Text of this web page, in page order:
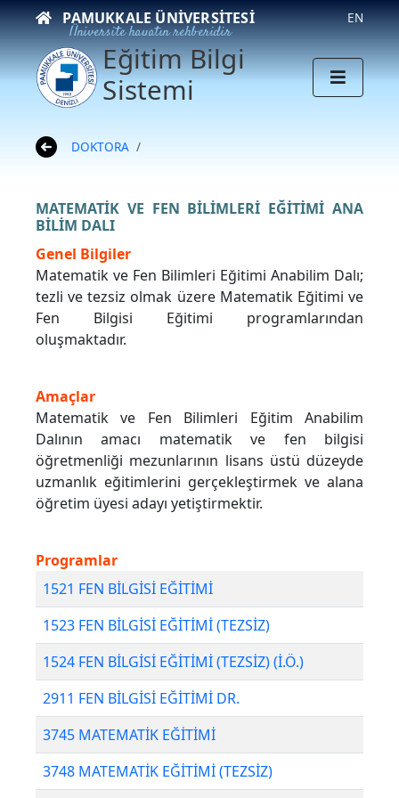
PAMUKKALE ÜNIVERSITESI
Üniversite hayatın rehberidir
EN
Eğitim Bilgi
Sistemi
DOKTORA
MATEMATİK VE FEN BİLİMLERİ EĞİTİMİ ANA
BİLİM DALI
Genel Bilgiler
Matematik ve Fen Bilimleri Eğitimi Anabilim Dalı;
tezli ve tezsiz olmak üzere Matematik Eğitimi ve
Fen Bilgisi Eğitimi programlarından
oluşmaktadır.
Amaçlar
Matematik ve Fen Bilimleri Eğitim Anabilim
Dalının amacı matematik ve fen bilgisi
öğretmenliği mezunlarının lisans üstü düzeyde
uzmanlık eğitimlerini gerçekleştirmek ve alana
öğretim üyesi adayı yetiştirmektir.
Programlar
1521 FEN BİLGİSİ EĞİTİMİ
1523 FEN BİLGİSİ EĞİTİMİ (TEZSİZ)
1524 FEN BİLGİSİ EĞİTİMİ (TEZSİZ) (İ.Ö.)
2911 FEN BİLGİSİ EĞİTİMİ DR.
3745 MATEMATİK EĞİTİMİ
3748 MATEMATİK EĞİTİMİ (TEZSİZ)